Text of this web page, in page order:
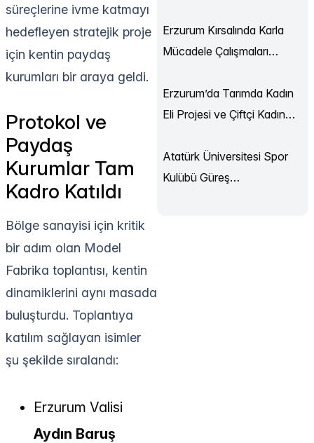
süreçlerine ivme katmayı
hedefleyen stratejik proje
için kentin paydaş
kurumları bir araya geldi.
Protokol ve
Paydaş
Kurumlar Tam
Kadro Katıldı
Bölge sanayisi için kritik
bir adım olan Model
Fabrika toplantısı, kentin
dinamiklerini aynı masada
buluşturdu. Toplantıya
katılım sağlayan isimler
şu şekilde sıralandı:
Erzurum Valisi
Aydın Baruş
Erzurum Kırsalında Karla
Mücadele Çalışmaları
Erzurum’da Tarımda Kadın
Eli Projesi ve Çiftçi Kadın
Atatürk Üniversitesi Spor
Kulübü Güreş